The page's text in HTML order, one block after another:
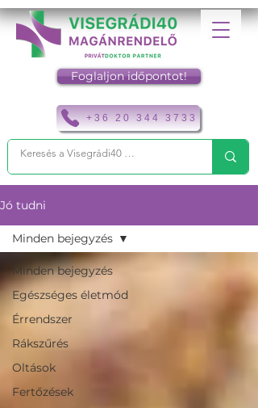
+36 20 344 3733
Foglaljon időpontot!
Jó tudni
Minden bejegyzés
Egészséges életmód
Érrendszer
Rákszűrés
Oltások
Fertőzések
Minden bejegyzés